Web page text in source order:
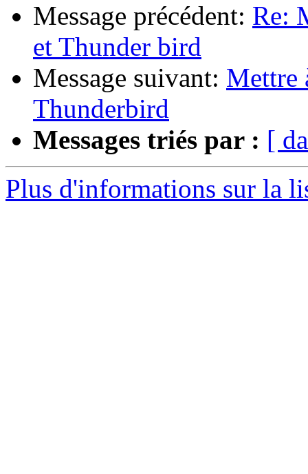
Message précédent: Re:
et Thunder bird
Message suivant: Mettre
Thunderbird
Messages triés par : [
Plus d'informations sur la